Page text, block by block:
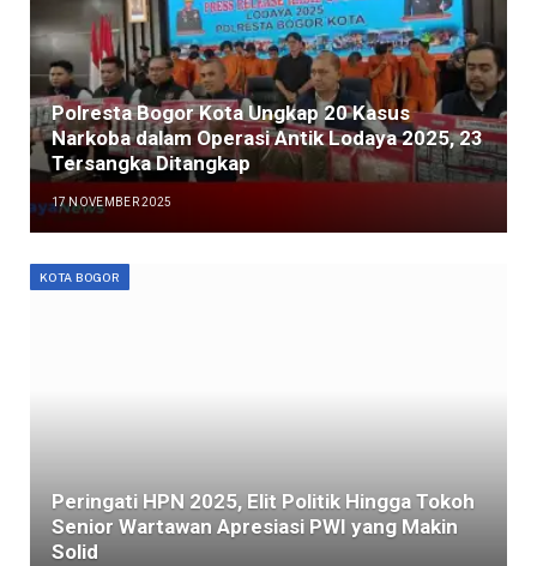
Polresta Bogor Kota Ungkap 20 Kasus
Narkoba dalam Operasi Antik Lodaya 2025, 23
Tersangka Ditangkap
17 NOVEMBER 2025
KOTA BOGOR
Peringati HPN 2025, Elit Politik Hingga Tokoh
Senior Wartawan Apresiasi PWI yang Makin
Solid